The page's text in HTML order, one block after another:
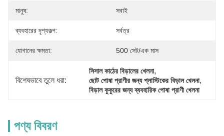
মানুষ: সবাই
ব্যবহারের দৃশ্যকল্প: সর্বত্র
যোগানের ক্ষমতা: 500 সেট/এক মাস
বিশেষভাবে তুলে ধরা:
সিসাল কাঠের বিড়ালের খেলনা,
ছোট পোষা প্রাণীর জন্য প্লাস্টিকের বিড়াল খেলনা,
বিড়াল কুকুরের জন্য ব্যবহারিক পোষা প্রাণী খেলনা
পণ্য বিবরণ